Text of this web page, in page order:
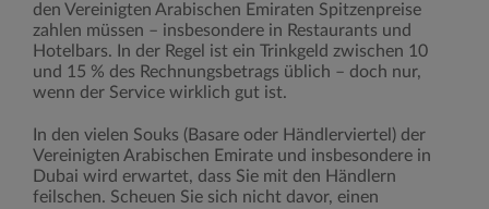
den Vereinigten Arabischen Emiraten Spitzenpreise
zahlen müssen – insbesondere in Restaurants und
Hotelbars. In der Regel ist ein Trinkgeld zwischen 10
und 15 % des Rechnungsbetrags üblich – doch nur,
wenn der Service wirklich gut ist.
In den vielen Souks (Basare oder Händlerviertel) der
Vereinigten Arabischen Emirate und insbesondere in
Dubai wird erwartet, dass Sie mit den Händlern
feilschen. Scheuen Sie sich nicht davor, einen